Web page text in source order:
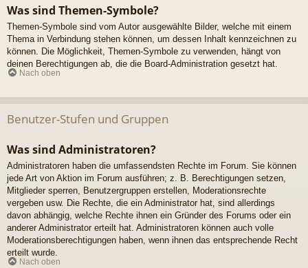
Was sind Themen-Symbole?
Themen-Symbole sind vom Autor ausgewählte Bilder, welche mit einem
Thema in Verbindung stehen können, um dessen Inhalt kennzeichnen zu
können. Die Möglichkeit, Themen-Symbole zu verwenden, hängt von
deinen Berechtigungen ab, die die Board-Administration gesetzt hat.
Nach oben
Benutzer-Stufen und Gruppen
Was sind Administratoren?
Administratoren haben die umfassendsten Rechte im Forum. Sie können
jede Art von Aktion im Forum ausführen; z. B. Berechtigungen setzen,
Mitglieder sperren, Benutzergruppen erstellen, Moderationsrechte
vergeben usw. Die Rechte, die ein Administrator hat, sind allerdings
davon abhängig, welche Rechte ihnen ein Gründer des Forums oder ein
anderer Administrator erteilt hat. Administratoren können auch volle
Moderationsberechtigungen haben, wenn ihnen das entsprechende Recht
erteilt wurde.
Nach oben